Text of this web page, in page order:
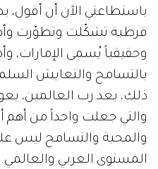
باستطاعتي الآن أن
قرطبة تشكّلت وتطوّرت
وحقيقياً يُسمى الإمارات،
بالتسامح والتعايش
ذلك، بعد رب العالمين،
والتي جعلت واحداً من أهم
والمحبة والتسامح ليس
المستوى العربي والعالمي.